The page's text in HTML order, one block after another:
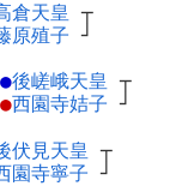
倉天皇 ┬
原殖子 ┘
●後嵯峨天皇 ┬
●西園寺姞子 ┘
伏見天皇 ┬
園寺寧子 ┘